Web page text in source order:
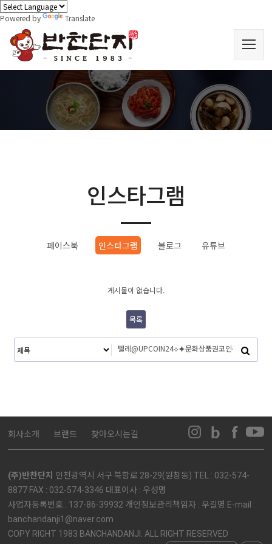
Powered by Translate
인스타그램
페이스북 인스타그램 블로그 유튜브
게시물이 없습니다.
목록
회사소개 브랜드 찾아오시는길
(주)반찬단지 인천광역시 서구 북항로 28-29(원창동) TEL : 032-574-
8877 FAX : 032-574-3346 대표이사 : 우성명
사업자등록번호 : 137-86-39932 개인정보관리책임자 : 우길명 E-mail :
banchandanji1@naver.com
COPY RIGHT 1983 BANCHANDANJI. ALL RIGHT RESERVED